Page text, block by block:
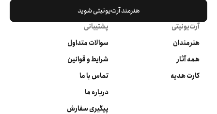
هنرمند آرت‌یونیتی شوید
آرت‌یونیتی
هنرمندان
همه آثار
کارت هدیه
پشتیبانی
سوالات متداول
شرایط و قوانین
تماس با ما
درباره ما
پیگیری سفارش